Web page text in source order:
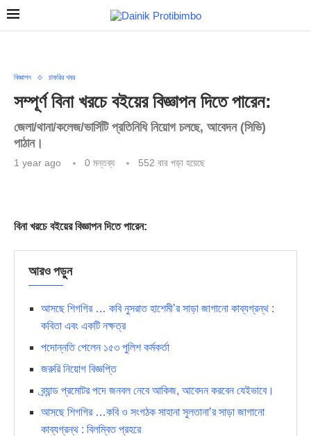
বিজ্ঞাপন চাকরির খবর
সম্পূর্ণ বিনা খরচে বইয়ের বিজ্ঞাপন দিতে পারেন:
জেলা/থানা/কলেজ/ভার্সিটি প্রতিনিধি নিয়োগ চলছে, আবেদন (সিভি)
পাঠান।
1 year ago 0 মন্তব্য 552 বার পড়া হয়েছে
বিনা খরচে বইয়ের বিজ্ঞাপন দিতে পারেন:
আরও পড়ুন
আসছে শিগগির … কবি নুসরাত হাশেমী’র সাড়া জাগানো কাব্যগ্রন্থ :
কবিতা এবং একটি নক্ষত্র
পদোন্নতি পেলেন ১৫৩ পুলিশ কর্মকর্তা
জরুরি নিয়োগ বিজ্ঞপ্তি
ব্র্যান্ড প্রমোটর পদে জনবল নেবে আকিজ, আবেদন করবেন যেইভাবে।
আসছে শিগগির …কবি ও সংগঠক সাহানা সুলতানা’র সাড়া জাগানো
কাব্যগ্রন্থ : বিলম্বিত প্রহরে